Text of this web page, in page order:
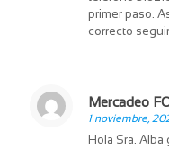
primer paso.
correcto
Mercadeo
1 noviembre,
Hola Sra.